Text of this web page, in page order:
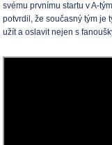
svému prvnímu startu v A-
potvrdil, že současný tým je
užít a oslavit nejen s